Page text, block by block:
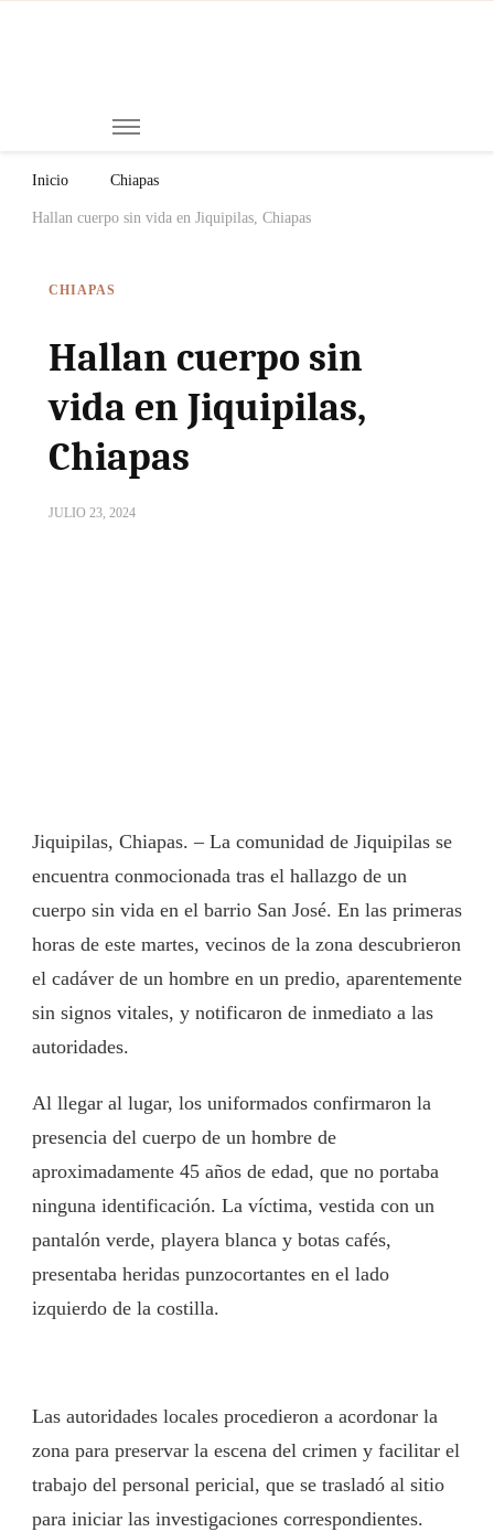
Inicio Chiapas
Hallan cuerpo sin vida en Jiquipilas, Chiapas
CHIAPAS
Hallan cuerpo sin
vida en Jiquipilas,
Chiapas
JULIO 23, 2024
Jiquipilas, Chiapas. – La comunidad de Jiquipilas se
encuentra conmocionada tras el hallazgo de un
cuerpo sin vida en el barrio San José. En las primeras
horas de este martes, vecinos de la zona descubrieron
el cadáver de un hombre en un predio, aparentemente
sin signos vitales, y notificaron de inmediato a las
autoridades.
Al llegar al lugar, los uniformados confirmaron la
presencia del cuerpo de un hombre de
aproximadamente 45 años de edad, que no portaba
ninguna identificación. La víctima, vestida con un
pantalón verde, playera blanca y botas cafés,
presentaba heridas punzocortantes en el lado
izquierdo de la costilla.
Las autoridades locales procedieron a acordonar la
zona para preservar la escena del crimen y facilitar el
trabajo del personal pericial, que se trasladó al sitio
para iniciar las investigaciones correspondientes.